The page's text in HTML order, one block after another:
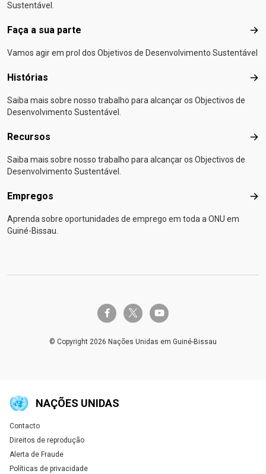
Sustentável.
Faça a sua parte
Vamos agir em prol dos Objetivos de Desenvolvimento Sustentável
Histórias
Saiba mais sobre nosso trabalho para alcançar os Objectivos de
Desenvolvimento Sustentável.
Recursos
Saiba mais sobre nosso trabalho para alcançar os Objectivos de
Desenvolvimento Sustentável.
Empregos
Aprenda sobre oportunidades de emprego em toda a ONU em
Guiné-Bissau.
facebook-ftwitter-x youtube
© Copyright 2026 Nações Unidas em Guiné-Bissau
NAÇÕES UNIDAS
Global U.N. menu
Contacto
Direitos de reprodução
Alerta de Fraude
Políticas de privacidade